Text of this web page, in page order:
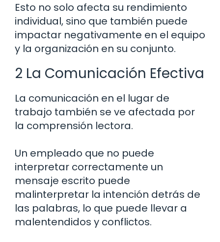
Esto no solo afecta su rendimiento
individual, sino que también puede
impactar negativamente en el equipo
y la organización en su conjunto.
2 La Comunicación Efectiva
La comunicación en el lugar de
trabajo también se ve afectada por
la comprensión lectora.
Un empleado que no puede
interpretar correctamente un
mensaje escrito puede
malinterpretar la intención detrás de
las palabras, lo que puede llevar a
malentendidos y conflictos.